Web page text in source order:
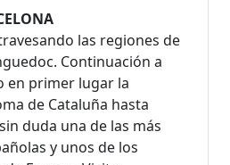
las regiones de
Continuación a
en primer lugar la
de Cataluña hasta
duda una de las más
y unos de los